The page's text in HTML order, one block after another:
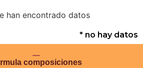
han encontrado datos
* no hay datos
composiciones